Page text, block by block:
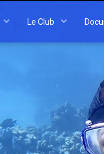
Le Club